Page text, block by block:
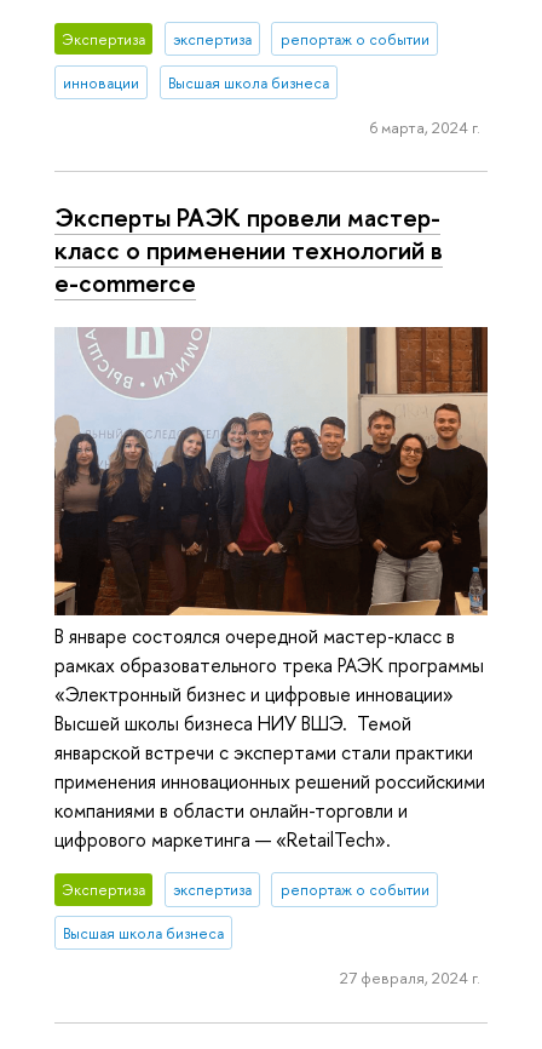
Экспертиза экспертиза репортаж о событии
инновации Высшая школа бизнеса
6 марта, 2024 г.
Эксперты РАЭК провели мастер-
класс о применении технологий в
e-commerce
В январе состоялся очередной мастер-класс в
рамках образовательного трека РАЭК программы
«Электронный бизнес и цифровые инновации»
Высшей школы бизнеса НИУ ВШЭ. Темой
январской встречи с экспертами стали практики
применения инновационных решений российскими
компаниями в области онлайн-торговли и
цифрового маркетинга — «RetailTech».
Экспертиза экспертиза репортаж о событии
Высшая школа бизнеса
27 февраля, 2024 г.